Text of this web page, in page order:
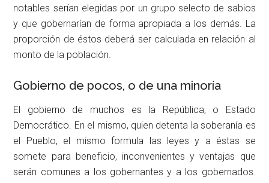
notables serían elegidas por un grupo selecto de sabios
y que gobernarían de forma apropiada a los demás. La
proporción de éstos deberá ser calculada en relación al
monto de la población.
Gobierno de pocos, o de una minoría
El gobierno de muchos es la República, o Estado
Democrático. En el mismo, quien detenta la soberanía es
el Pueblo, el mismo formula las leyes y a éstas se
somete para beneficio, inconvenientes y ventajas que
serán comunes a los gobernantes y a los gobernados.